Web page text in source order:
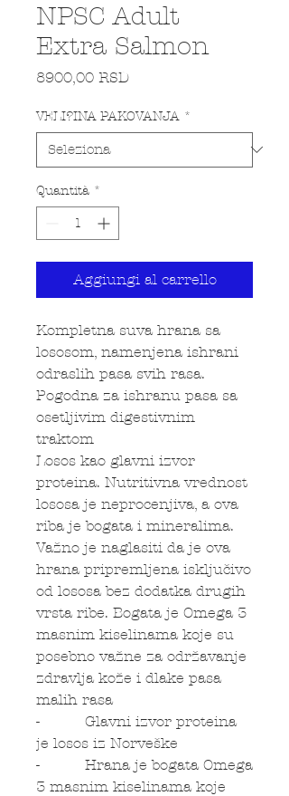
NPSC Adult
Extra Salmon
8900,00 RSDPrezzo
VELI?INA PAKOVANJA *
Quantità *
Aggiungi al carrello
Kompletna suva hrana sa
lososom, namenjena ishrani
odraslih pasa svih rasa.
Pogodna za ishranu pasa sa
osetljivim digestivnim
traktom
Losos kao glavni izvor
proteina. Nutritivna vrednost
lososa je neprocenjiva, a ova
riba je bogata i mineralima.
Važno je naglasiti da je ova
hrana pripremljena isključivo
od lososa bez dodatka drugih
vrsta ribe. Bogata je Omega 3
masnim kiselinama koje su
posebno važne za održavanje
zdravlja kože i dlake pasa
malih rasa
- Glavni izvor proteina
je losos iz Norveške
- Hrana je bogata Omega
3 masnim kiselinama koje